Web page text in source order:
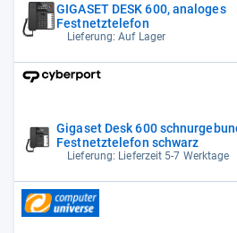
GIGASET DESK 600, analoges
Festnetztelefon
Lieferung: Auf Lager
Gigaset Desk 600
Festnetztelefon schwarz
Lieferung: Lieferzeit 5-7 Werktage